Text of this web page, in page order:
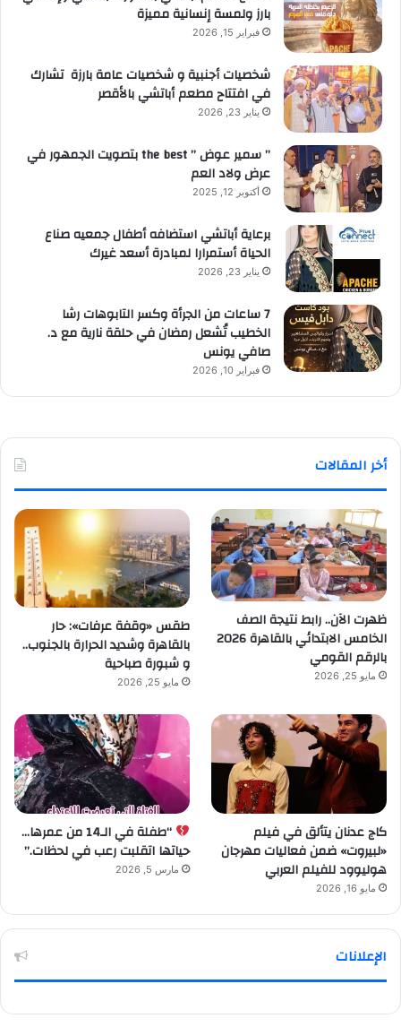
بارز ولمسة إنسانية مميزة
فبراير 15, 2026
شخصيات أجنبية و شخصيات عامة بارزة تشارك
في افتتاح مطعم أباتشي بالأقصر
يناير 23, 2026
” سمير عوض ” the best بتصويت الجمهور في
عرض ولاد العم
أكتوبر 12, 2025
برعاية أباتشي استضافه أطفال جمعيه صناع
الحياة أستمرارا لمبادرة أسعد غيرك
يناير 23, 2026
7 ساعات من الجرأة وكسر التابوهات رشا
الخطيب تُشعل رمضان في حلقة نارية مع د.
صافي يونس
فبراير 10, 2026
أخر المقالات
ظهرت الآن.. رابط نتيجة الصف
الخامس الابتدائي بالقاهرة 2026
بالرقم القومي
مايو 25, 2026
طقس «وقفة عرفات»: حار
بالقاهرة وشديد الحرارة بالجنوب..
و شبورة صباحية
مايو 25, 2026
كاج عدنان يتألق في فيلم
«لبيروت» ضمن فعاليات مهرجان
هوليوود للفيلم العربي
مايو 16, 2026
“طفلة في الـ14 من عمرها…
حياتها اتقلبت رعب في لحظات.”
مارس 5, 2026
الإعلانات